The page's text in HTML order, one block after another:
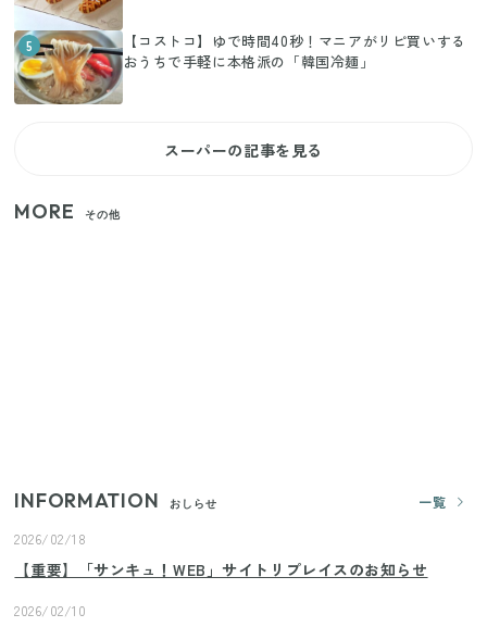
5
【コストコ】ゆで時間40秒！マニアがリピ買いする
おうちで手軽に本格派の「韓国冷麺」
スーパーの記事を見る
MORE その他
INFORMATION おしらせ
一覧
2026/02/18
【重要】「サンキュ！WEB」サイトリプレイスのお知らせ
2026/02/10